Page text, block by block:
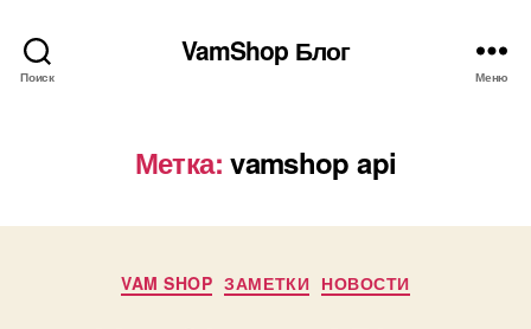
Поиск
VamShop Блог
Меню
Метка: vamshop api
Рубрики
VAM SHOP ЗАМЕТКИ НОВОСТИ